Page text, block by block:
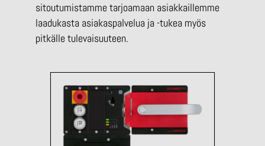
sitoutumistamme tarjoamaan asiakkaillemme
laadukasta asiakaspalvelua ja -tukea myös
pitkälle tulevaisuuteen.